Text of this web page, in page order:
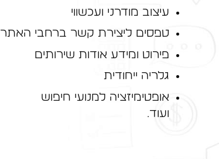
עיצוב מודרני ועכשווי
טפסים ליצירת קשר ברחבי האתר
פירוט ומידע אודות שירותים
גלריה ייחודית
אופטימיזציה למנועי חיפוש
ועוד…